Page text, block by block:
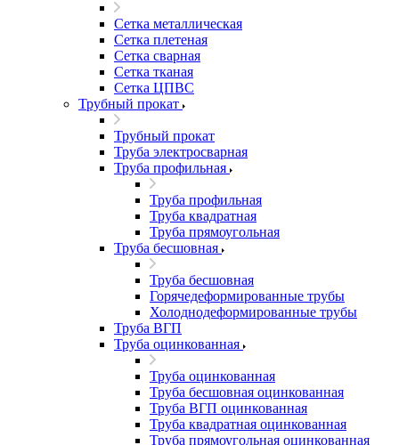
Сетка металлическая
Сетка плетеная
Сетка сварная
Сетка тканая
Сетка ЦПВС
Трубный прокат
Трубный прокат
Труба электросварная
Труба профильная
Труба профильная
Труба квадратная
Труба прямоугольная
Труба бесшовная
Труба бесшовная
Горячедеформированные трубы
Холоднодеформированные трубы
Труба ВГП
Труба оцинкованная
Труба оцинкованная
Труба бесшовная оцинкованная
Труба ВГП оцинкованная
Труба квадратная оцинкованная
Труба прямоугольная оцинкованная